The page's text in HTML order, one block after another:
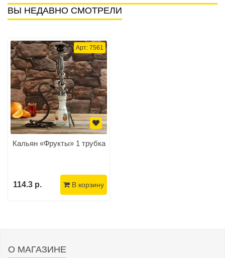
ВЫ НЕДАВНО СМОТРЕЛИ
Арт: 7561
Кальян «Фрукты» 1 трубка
114.3 р. В корзину
О МАГАЗИНЕ